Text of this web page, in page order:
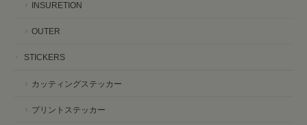
INSURETION
OUTER
STICKERS
カッティングステッカー
プリントステッカー